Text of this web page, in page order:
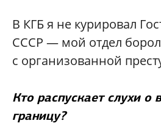
В КГБ я не курировал
СССР — мой отдел
с организованной
Кто распускает слухи о
границу?